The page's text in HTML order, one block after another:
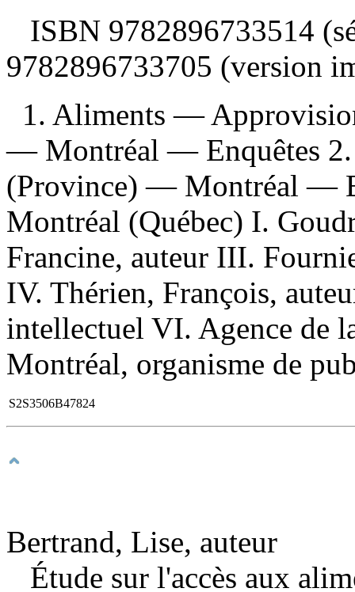
ISBN 9782896733514
9782896733705 (version
1. Aliments —
— Montréal — Enquêtes
(Province) — Montréal —
Montréal (Québec) I.
Francine, auteur III.
IV. Thérien, François,
intellectuel VI. Agence de
Montréal, organisme de
S2S3506B47824
Bertrand, Lise, auteur
Étude sur l'accès aux